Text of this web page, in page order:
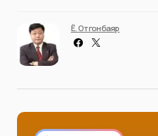
Ё. Отгонбаяр